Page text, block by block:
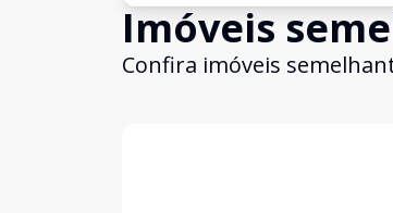
Imóveis
Confira imóveis